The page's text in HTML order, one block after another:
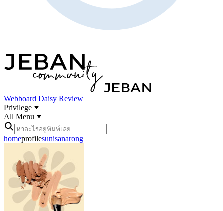
Webboard Daisy Review
Privilege
All Menu
homeprofilesunisanarong